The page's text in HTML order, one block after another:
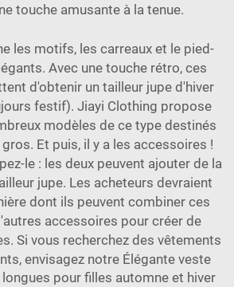
touche amusante à la tenue.
les motifs, les carreaux et le pied-
Avec une touche rétro, ces
d'obtenir un tailleur jupe d'hiver
festif). Jiayi Clothing propose
modèles de ce type destinés
Et puis, il y a les accessoires !
le : les deux peuvent ajouter de la
jupe. Les acheteurs devraient
dont ils peuvent combiner ces
accessoires pour créer de
Si vous recherchez des vêtements
envisagez notre Élégante veste
pour filles automne et hiver